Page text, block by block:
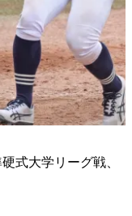
式大学リーグ戦、